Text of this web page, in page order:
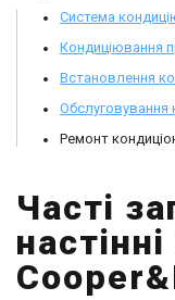
Система
Кондиціювання
Встановлення
Обслуговування
Ремонт
Часті